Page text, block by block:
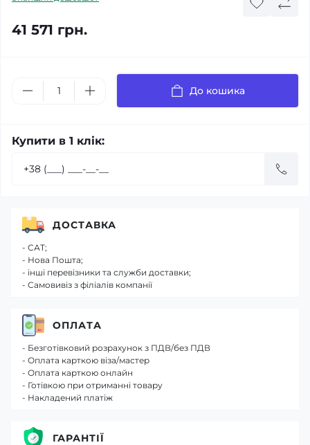
41 571 грн.
До кошика
Купити в 1 клік:
ДОСТАВКА
- САТ;
- Нова Пошта;
- інші перевізники та служби доставки;
- Самовивіз з філіалів компанії
ОПЛАТА
- Безготівковий розрахунок з ПДВ/без ПДВ
- Оплата карткою віза/мастер
- Оплата карткою онлайн
- Готівкою при отриманні товару
- Накладений платіж
ГАРАНТІЇ